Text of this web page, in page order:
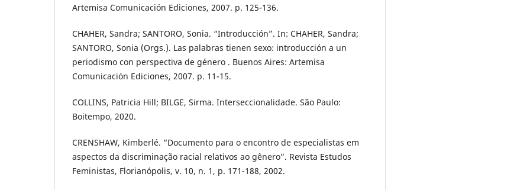
Artemisa Comunicación Ediciones, 2007. p. 125-136.
CHAHER, Sandra; SANTORO, Sonia. “Introducción”. In: CHAHER, Sandra;
SANTORO, Sonia (Orgs.). Las palabras tienen sexo: introducción a un
periodismo con perspectiva de género . Buenos Aires: Artemisa
Comunicación Ediciones, 2007. p. 11-15.
COLLINS, Patricia Hill; BILGE, Sirma. Interseccionalidade. São Paulo:
Boitempo, 2020.
CRENSHAW, Kimberlé. “Documento para o encontro de especialistas em
aspectos da discriminação racial relativos ao gênero”. Revista Estudos
Feministas, Florianópolis, v. 10, n. 1, p. 171-188, 2002.